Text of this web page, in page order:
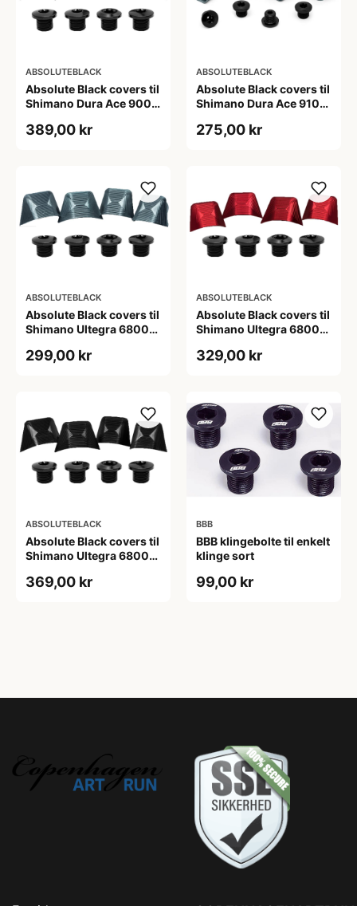
ABSOLUTEBLACK
Absolute Black covers til
Shimano Dura Ace 9000
389,00 kr
ABSOLUTEBLACK
Absolute Black covers til
Shimano Dura Ace 9100
275,00 kr
ABSOLUTEBLACK
Absolute Black covers til
Shimano Ultegra 6800
299,00 kr
ABSOLUTEBLACK
Absolute Black covers til
Shimano Ultegra 6800
329,00 kr
ABSOLUTEBLACK
Absolute Black covers til
Shimano Ultegra 6800
369,00 kr
BBB
BBB klingebolte til enkelt
klinge sort
99,00 kr